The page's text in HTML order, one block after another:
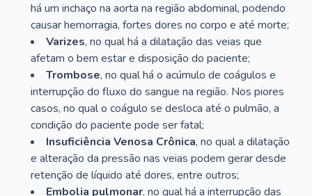
há um inchaço na aorta na região abdominal, podendo
causar hemorragia, fortes dores no corpo e até morte;
Varizes, no qual há a dilatação das veias que
afetam o bem estar e disposição do paciente;
Trombose, no qual há o acúmulo de coágulos e
interrupção do fluxo do sangue na região. Nos piores
casos, no qual o coágulo se desloca até o pulmão, a
condição do paciente pode ser fatal;
Insuficiência Venosa Crônica, no qual a dilatação
e alteração da pressão nas veias podem gerar desde
retenção de líquido até dores, entre outros;
Embolia pulmonar, no qual há a interrupção das